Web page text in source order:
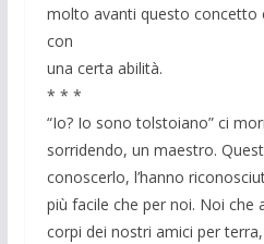
molto avanti questo concetto
con
una certa abilità.
* * *
“Io? Io sono tolstoiano” ci
sorridendo, un maestro.
conoscerlo, l’hanno
più facile che per noi. Noi che
corpi dei nostri amici per